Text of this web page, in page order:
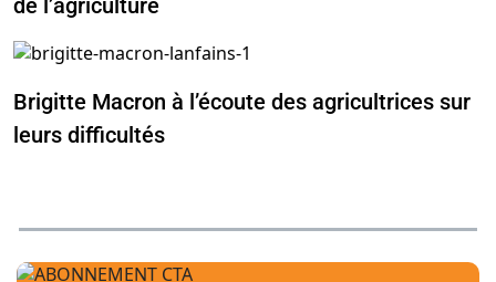
Brigitte Macron à l’écoute des agricultrices sur
leurs difficultés